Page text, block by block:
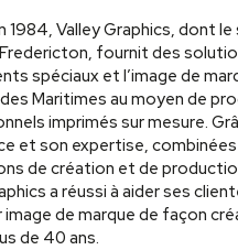
1984, Valley Graphics, dont
fournit des
spéciaux et l’image de
Maritimes au moyen de
imprimés sur mesure.
et son expertise, combinées
de création et de
a réussi à aider ses
image de marque de façon
de 40 ans.